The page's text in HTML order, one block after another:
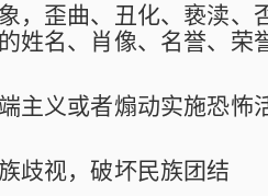
，歪曲、丑化、亵渎
姓名、肖像、名誉、荣
主义或者煽动实施恐怖
歧视，破坏民族团结